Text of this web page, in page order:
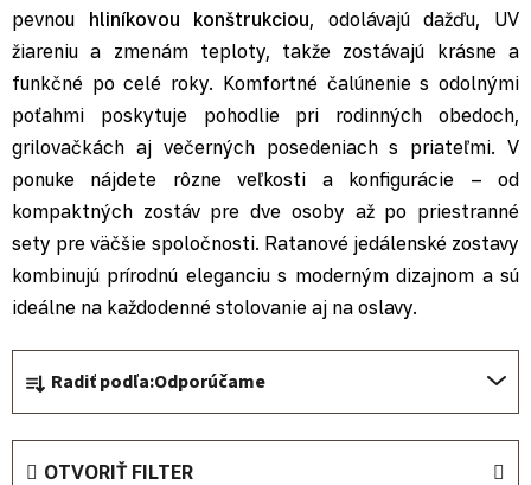
pevnou hliníkovou konštrukciou, odolávajú dažďu, UV
žiareniu a zmenám teploty, takže zostávajú krásne a
funkčné po celé roky. Komfortné čalúnenie s odolnými
poťahmi poskytuje pohodlie pri rodinných obedoch,
grilovačkách aj večerných posedeniach s priateľmi. V
ponuke nájdete rôzne veľkosti a konfigurácie – od
kompaktných zostáv pre dve osoby až po priestranné
sety pre väčšie spoločnosti. Ratanové jedálenské zostavy
kombinujú prírodnú eleganciu s moderným dizajnom a sú
ideálne na každodenné stolovanie aj na oslavy.
Radiť podľa:Odporúčame
OTVORIŤ FILTER